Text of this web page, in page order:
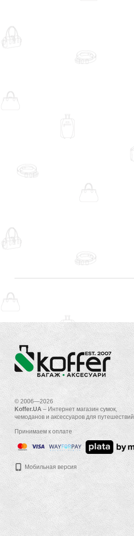
© 2006—2026
Koffer.UA– Интернет магазин сумок,
чемоданов и аксессуаров для путешествий
Принимаем к оплате
Мобильная версия